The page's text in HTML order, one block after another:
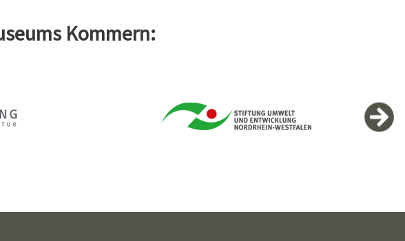
Kommern: